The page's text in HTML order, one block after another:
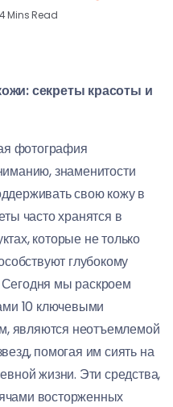
4 Mins Read
секреты красоты и
фотография
знаменитости
свою кожу в
часто хранятся в
которые не только
глубокому
мы раскроем
10 ключевыми
являются неотъемлемой
помогая им сиять на
жизни. Эти средства,
восторженных